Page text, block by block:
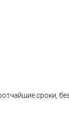
сроки,